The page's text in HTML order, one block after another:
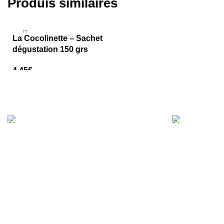
Produis similaires
La Cocolinette – Sachet
dégustation 150 grs
4,45€